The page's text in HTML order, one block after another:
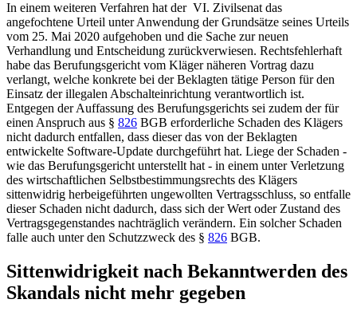
In einem weiteren Verfahren hat der VI. Zivilsenat das
angefochtene Urteil unter Anwendung der Grundsätze seines Urteils
vom 25. Mai 2020 aufgehoben und die Sache zur neuen
Verhandlung und Entscheidung zurückverwiesen. Rechtsfehlerhaft
habe das Berufungsgericht vom Kläger näheren Vortrag dazu
verlangt, welche konkrete bei der Beklagten tätige Person für den
Einsatz der illegalen Abschalteinrichtung verantwortlich ist.
Entgegen der Auffassung des Berufungsgerichts sei zudem der für
einen Anspruch aus § 826 BGB erforderliche Schaden des Klägers
nicht dadurch entfallen, dass dieser das von der Beklagten
entwickelte Software-Update durchgeführt hat. Liege der Schaden -
wie das Berufungsgericht unterstellt hat - in einem unter Verletzung
des wirtschaftlichen Selbstbestimmungsrechts des Klägers
sittenwidrig herbeigeführten ungewollten Vertragsschluss, so entfalle
dieser Schaden nicht dadurch, dass sich der Wert oder Zustand des
Vertragsgegenstandes nachträglich verändern. Ein solcher Schaden
falle auch unter den Schutzzweck des § 826 BGB.
Sittenwidrigkeit nach Bekanntwerden des
Skandals nicht mehr gegeben